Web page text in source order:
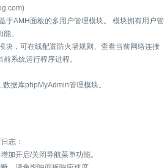
于AMH面板的多用户管理模块。 模块拥有用户管
。
块，可在线配置防火墙规则、查看当前网络连接
系统运行程序进程。
据库phpMyAdmin管理模块。
志：
加开启/关闭导航菜单功能。